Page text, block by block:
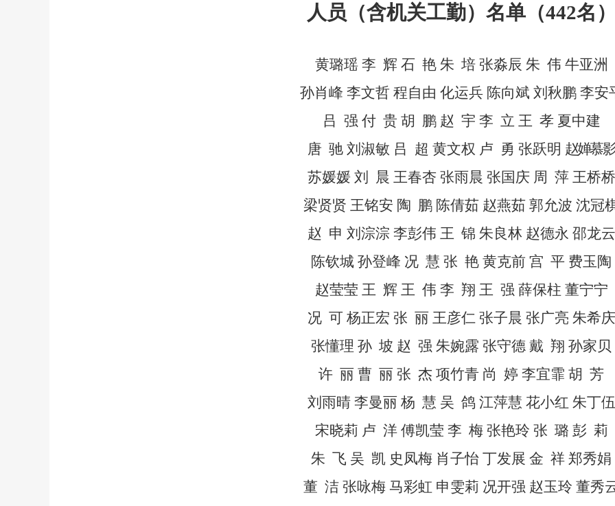
人员（含机关工勤）名单（442名）
黄璐瑶 李 辉 石 艳 朱 培 张淼辰 朱 伟 牛亚洲
孙肖峰 李文哲 程自由 化运兵 陈向斌 刘秋鹏 李安
吕 强 付 贵 胡 鹏 赵 宇 李 立 王 孝 夏中建
唐 驰 刘淑敏 吕 超 黄文权 卢 勇 张跃明 赵婵慕影
苏媛媛 刘 晨 王春杏 张雨晨 张国庆 周 萍 王桥桥
梁贤贤 王铭安 陶 鹏 陈倩茹 赵燕茹 郭允波 沈冠
赵 申 刘淙淙 李彭伟 王 锦 朱良林 赵德永 邵龙云
陈钦城 孙登峰 况 慧 张 艳 黄克前 宫 平 费玉陶
赵莹莹 王 辉 王 伟 李 翔 王 强 薛保柱 董宁宁
况 可 杨正宏 张 丽 王彦仁 张子晨 张广亮 朱希庆
张懂理 孙 坡 赵 强 朱婉露 张守德 戴 翔 孙家贝
许 丽 曹 丽 张 杰 项竹青 尚 婷 李宜霏 胡 芳
刘雨晴 李曼丽 杨 慧 吴 鸽 江萍慧 花小红 朱丁伍
宋晓莉 卢 洋 傅凯莹 李 梅 张艳玲 张 璐 彭 莉
朱 飞 吴 凯 史凤梅 肖子怡 丁发展 金 祥 郑秀娟
董 洁 张咏梅 马彩虹 申雯莉 况开强 赵玉玲 董秀